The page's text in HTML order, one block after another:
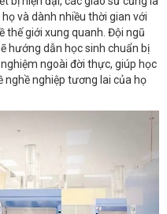
và dành nhiều thời gian với
thế giới xung quanh. Đội ngũ
hướng dẫn học sinh chuẩn bị
ngoài đời thực, giúp học
nghiệp tương lai của họ